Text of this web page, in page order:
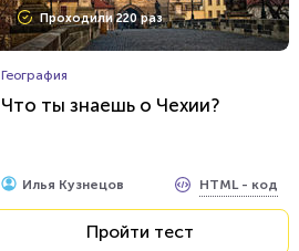
Проходили 220 раз
География
Что ты знаешь о Чехии?
Илья Кузнецов HTML - код
Пройти тест